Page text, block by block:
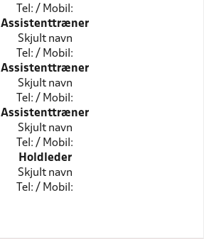
Tel: / Mobil:
Assistenttræner
Skjult navn
Tel: / Mobil:
Assistenttræner
Skjult navn
Tel: / Mobil:
Assistenttræner
Skjult navn
Tel: / Mobil:
Holdleder
Skjult navn
Tel: / Mobil: